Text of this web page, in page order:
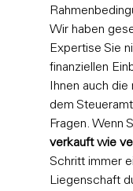
Wir haben
Expertise Sie
finanziellen
Ihnen auch
dem
Fragen. Wenn
verkauft wie
Schritt immer
Liegenschaft